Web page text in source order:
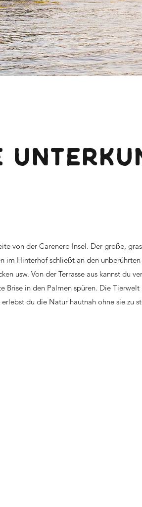
von der Carenero Insel. Der große,
im Hinterhof schließt an den
usw. Von der Terrasse aus kannst du
Brise in den Palmen spüren. Die
du die Natur hautnah ohne sie zu